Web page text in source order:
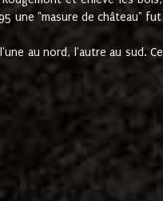
une "masure de château" fut
au nord, l'autre au sud.